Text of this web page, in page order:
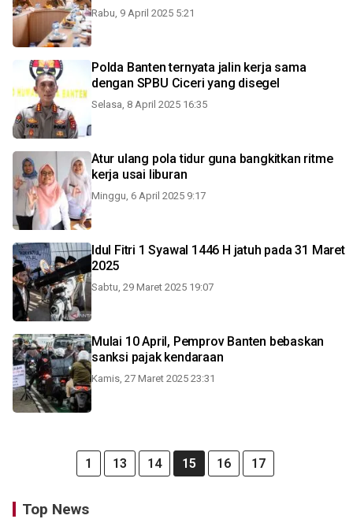
Rabu, 9 April 2025 5:21
Polda Banten ternyata jalin kerja sama
dengan SPBU Ciceri yang disegel
Selasa, 8 April 2025 16:35
Atur ulang pola tidur guna bangkitkan ritme
kerja usai liburan
Minggu, 6 April 2025 9:17
Idul Fitri 1 Syawal 1446 H jatuh pada 31 Maret
2025
Sabtu, 29 Maret 2025 19:07
Mulai 10 April, Pemprov Banten bebaskan
sanksi pajak kendaraan
Kamis, 27 Maret 2025 23:31
1 13 14 15 16 17
Top News